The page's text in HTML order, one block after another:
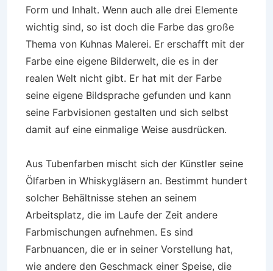
Form und Inhalt. Wenn auch alle drei Elemente
wichtig sind, so ist doch die Farbe das große
Thema von Kuhnas Malerei. Er erschafft mit der
Farbe eine eigene Bilderwelt, die es in der
realen Welt nicht gibt. Er hat mit der Farbe
seine eigene Bildsprache gefunden und kann
seine Farbvisionen gestalten und sich selbst
damit auf eine einmalige Weise ausdrücken.
Aus Tubenfarben mischt sich der Künstler seine
Ölfarben in Whiskygläsern an. Bestimmt hundert
solcher Behältnisse stehen an seinem
Arbeitsplatz, die im Laufe der Zeit andere
Farbmischungen aufnehmen. Es sind
Farbnuancen, die er in seiner Vorstellung hat,
wie andere den Geschmack einer Speise, die